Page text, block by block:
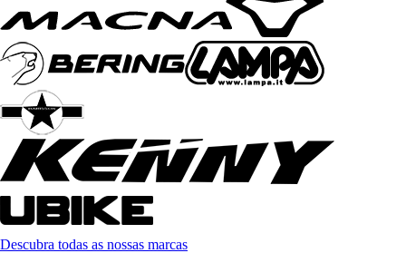
Descubra todas as nossas marcas